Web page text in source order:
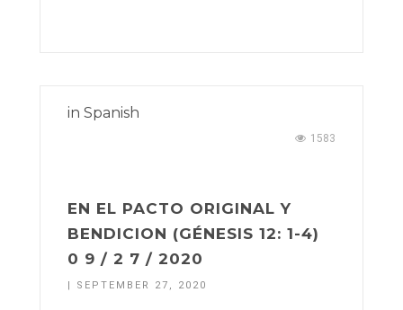
in Spanish
1583
EN EL PACTO ORIGINAL Y
BENDICION (GÉNESIS 12: 1-4)
0 9 / 2 7 / 2020
| SEPTEMBER 27, 2020